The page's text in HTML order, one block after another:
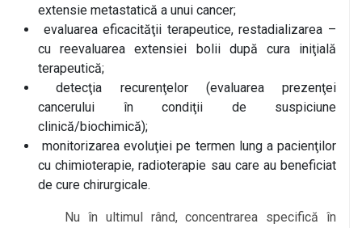
extensie metastatică a unui cancer;
evaluarea eficacităţii terapeutice, restadializarea –
cu reevaluarea extensiei bolii după cura iniţială
terapeutică;
detecţia recurenţelor (evaluarea prezenţei
cancerului în condiţii de suspiciune
clinică/biochimică);
monitorizarea evoluţiei pe termen lung a pacienţilor
cu chimioterapie, radioterapie sau care au beneficiat
de cure chirurgicale.
Nu în ultimul rând, concentrarea specifică în